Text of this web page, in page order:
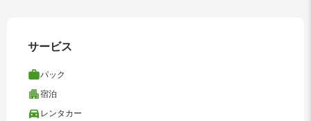
サービス
パック
宿泊
レンタカー